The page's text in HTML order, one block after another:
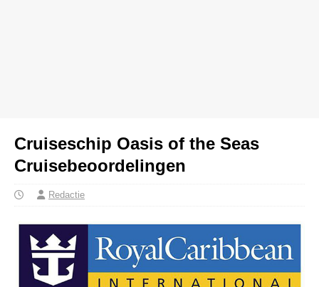
Cruiseschip Oasis of the Seas
Cruisebeoordelingen
Redactie